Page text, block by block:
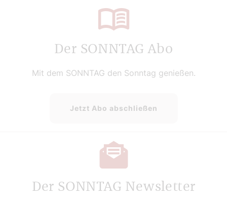
Der SONNTAG Abo
Mit dem SONNTAG den Sonntag genießen.
Jetzt Abo abschließen
Der SONNTAG Newsletter